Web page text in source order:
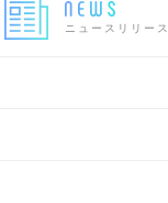
ニュースリリース